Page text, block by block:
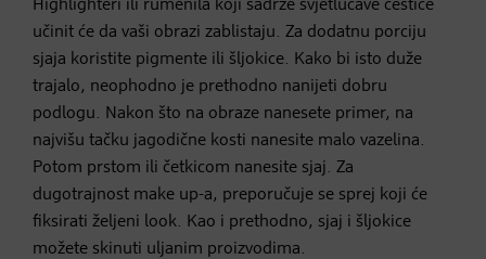
Highlighteri ili rumenila koji sadrže svjetlucave čestice
učinit će da vaši obrazi zablistaju. Za dodatnu porciju
sjaja koristite pigmente ili šljokice. Kako bi isto duže
trajalo, neophodno je prethodno nanijeti dobru
podlogu. Nakon što na obraze nanesete primer, na
najvišu tačku jagodične kosti nanesite malo vazelina.
Potom prstom ili četkicom nanesite sjaj. Za
dugotrajnost make up-a, preporučuje se sprej koji će
fiksirati željeni look. Kao i prethodno, sjaj i šljokice
možete skinuti uljanim proizvodima.